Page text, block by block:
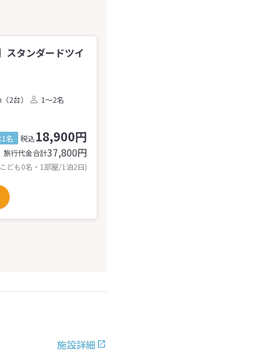
タンダードツイ
2台）
1～2名
1名 税込18,900円
旅行代金合計37,800円
ども0名・1部屋/1泊2日)
施設詳細